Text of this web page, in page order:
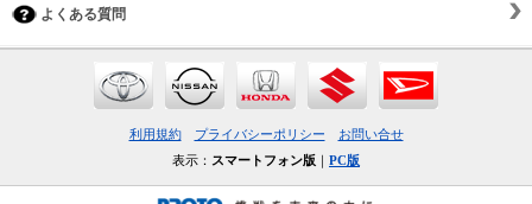
よくある質問
利用規約 プライバシーポリシー
お問い合せ
表示： スマートフォン版 ｜ PC版